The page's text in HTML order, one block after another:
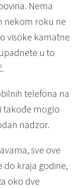
Nema
nekom roku ne
visoke kamatne
u to
telefona na
takođe moglo
nadzor.
sve ove
do kraja godine,
oko dve